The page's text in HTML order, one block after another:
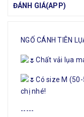
ĐÁNH GIÁ(APP)
NGỐ CÁNH TIÊN
Chất vải lụa
Có size M
chị nhé!
-----